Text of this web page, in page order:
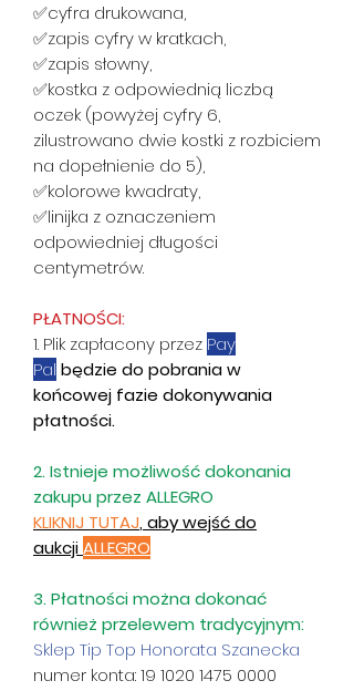
✅cyfra drukowana,
✅zapis cyfry w kratkach,
✅zapis słowny,
✅kostka z odpowiednią liczbą
oczek (powyżej cyfry 6,
zilustrowano dwie kostki z rozbiciem
na dopełnienie do 5),
✅kolorowe kwadraty,
✅linijka z oznaczeniem
odpowiedniej długości
centymetrów.
PŁATNOŚCI:
1. Plik zapłacony przez Pay
Pal będzie do pobrania w
końcowej fazie dokonywania
płatności.
2. Istnieje możliwość dokonania
zakupu przez ALLEGRO
KLIKNIJ TUTAJ, aby wejść do
aukcjiALLEGRO
3. Płatności można dokonać
również przelewem tradycyjnym:
Sklep Tip Top Honorata Szanecka
numer konta: 19 1020 1475 0000